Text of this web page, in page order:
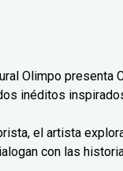
Olimpo
inéditos
el artista
con las